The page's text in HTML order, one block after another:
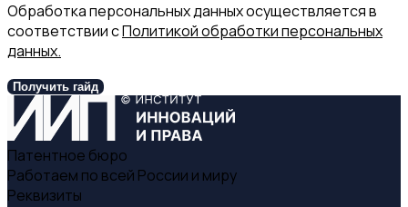
Обработка персональных данных осуществляется в
соответствии сПолитикой обработки персональных
данных.
Получить гайд
Патентное бюро
Работаем по всей России и миру
Реквизиты